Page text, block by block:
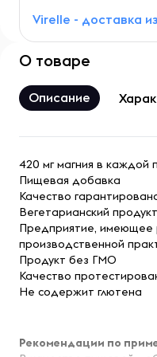
Virelle - доставка
О товаре
Описание
420 мг магния в каждой
Пищевая добавка
Качество
Вегетарианский продукт
Предприятие,
производственной
Продукт без ГМО
Качество
Не содержит глютена
Рекомендации по